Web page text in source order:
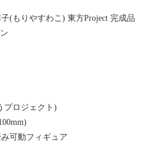
(もりやすわこ) 東方Project 完成品
プロジェクト)
可動フィギュア